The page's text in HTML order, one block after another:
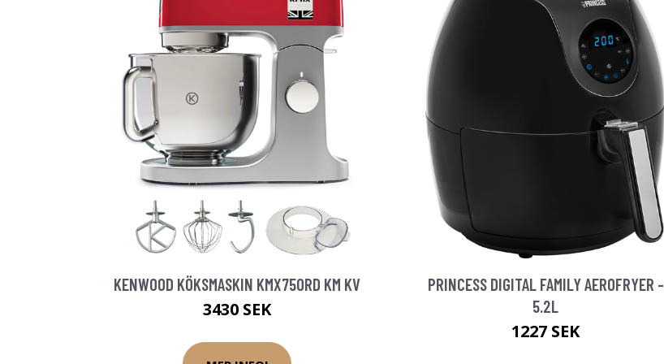
KENWOOD KÖKSMASKIN KMX750RD KM KV
3430 SEK
PRINCESS DIGITAL FAMILY AEROFRYER -
5.2L
1227 SEK